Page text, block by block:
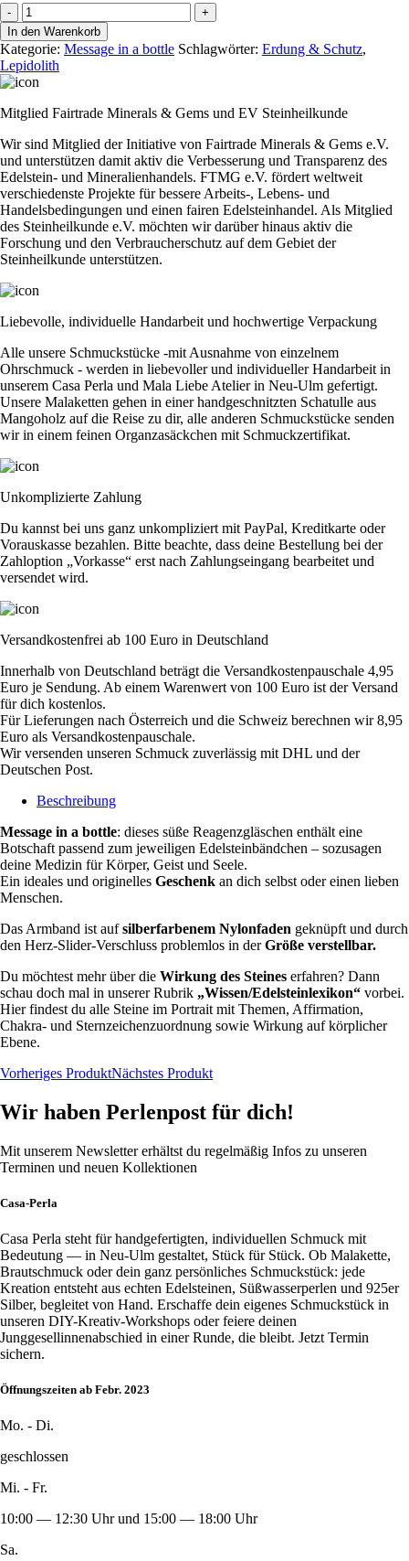
-
Message
-
Frieden
und
Schutz
Lepidolith
Menge
+
In den Warenkorb
Kategorie: Message in a bottle Schlagwörter: Erdung & Schutz,
Lepidolith
Mitglied Fairtrade Minerals & Gems und EV Steinheilkunde
Wir sind Mitglied der Initiative von Fairtrade Minerals & Gems e.V.
und unterstützen damit aktiv die Verbesserung und Transparenz des
Edelstein- und Mineralienhandels. FTMG e.V. fördert weltweit
verschiedenste Projekte für bessere Arbeits-, Lebens- und
Handelsbedingungen und einen fairen Edelsteinhandel. Als Mitglied
des Steinheilkunde e.V. möchten wir darüber hinaus aktiv die
Forschung und den Verbraucherschutz auf dem Gebiet der
Steinheilkunde unterstützen.
Liebevolle, individuelle Handarbeit und hochwertige Verpackung
Alle unsere Schmuckstücke -mit Ausnahme von einzelnem
Ohrschmuck - werden in liebevoller und individueller Handarbeit in
unserem Casa Perla und Mala Liebe Atelier in Neu-Ulm gefertigt.
Unsere Malaketten gehen in einer handgeschnitzten Schatulle aus
Mangoholz auf die Reise zu dir, alle anderen Schmuckstücke senden
wir in einem feinen Organzasäckchen mit Schmuckzertifikat.
Unkomplizierte Zahlung
Du kannst bei uns ganz unkompliziert mit PayPal, Kreditkarte oder
Vorauskasse bezahlen. Bitte beachte, dass deine Bestellung bei der
Zahloption „Vorkasse“ erst nach Zahlungseingang bearbeitet und
versendet wird.
Versandkostenfrei ab 100 Euro in Deutschland
Innerhalb von Deutschland beträgt die Versandkostenpauschale 4,95
Euro je Sendung. Ab einem Warenwert von 100 Euro ist der Versand
für dich kostenlos.
Für Lieferungen nach Österreich und die Schweiz berechnen wir 8,95
Euro als Versandkostenpauschale.
Wir versenden unseren Schmuck zuverlässig mit DHL und der
Deutschen Post.
Beschreibung
Message in a bottle: dieses süße Reagenzgläschen enthält eine
Botschaft passend zum jeweiligen Edelsteinbändchen – sozusagen
deine Medizin für Körper, Geist und Seele.
Ein ideales und originelles Geschenk an dich selbst oder einen lieben
Menschen.
Das Armband ist aufsilberfarbenem Nylonfaden geknüpft und durch
den Herz-Slider-Verschluss problemlos in derGröße verstellbar.
Du möchtest mehr über die Wirkung des Steines erfahren? Dann
schau doch mal in unserer Rubrik „Wissen/Edelsteinlexikon“ vorbei.
Hier findest du alle Steine im Portrait mit Themen, Affirmation,
Chakra- und Sternzeichenzuordnung sowie Wirkung auf körplicher
Ebene.
Vorheriges ProduktNächstes Produkt
Wir haben Perlenpost für dich!
Mit unserem Newsletter erhältst du regelmäßig Infos zu unseren
Terminen und neuen Kollektionen
Casa-Perla
Casa Perla steht für handgefertigten, individuellen Schmuck mit
Bedeutung — in Neu-Ulm gestaltet, Stück für Stück. Ob Malakette,
Brautschmuck oder dein ganz persönliches Schmuckstück: jede
Kreation entsteht aus echten Edelsteinen, Süßwasserperlen und 925er
Silber, begleitet von Hand. Erschaffe dein eigenes Schmuckstück in
unseren DIY-Kreativ-Workshops oder feiere deinen
Junggesellinnenabschied in einer Runde, die bleibt. Jetzt Termin
sichern.
Öffnungszeiten ab Febr. 2023
Mo. - Di.
geschlossen
Mi. - Fr.
10:00 — 12:30 Uhr und 15:00 — 18:00 Uhr
Sa.